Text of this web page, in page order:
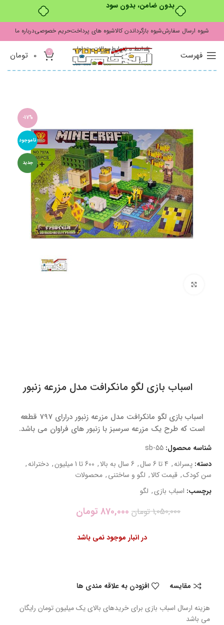
بدون ضامن، بدون سود
شیوه ارسال سفارششیوه بازگرداندن کالاشیوه های پرداختحریم خصوصیدرباره ما
شرایط و ضوابطسوالات متداول
فهرست 0
0 تومان
-17%
ناموجود
جدید
اسباب بازی لگو مانکرافت مدل مزرعه زنبور
اسباب بازی لگو مانکرافت مدل مزرعه زنبور درارای 797 قطعه
است که طرح یک مزرعه سرسبز با زنبور های فراوان می باشد.
شناسه محصول:sb-55
دسته: پسرانه, 4 تا 6 سال , 6 سال به بالا , 600 تا 1 میلیون , دخترانه,
سن کودک, قیمت کالا, لگو و ساختنی, محصولات
برچسب: اسباب بازی, لگو
1,050,000 تومان 870,000 تومان
در انبار موجود نمی باشد
مقایسه افزودن به علاقه مندی ها
هزینه ارسال اسباب بازی برای خریدهای بالای یک میلیون تومان رایگان
می باشد